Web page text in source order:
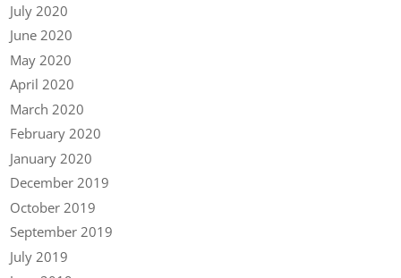
July 2020
June 2020
May 2020
April 2020
March 2020
February 2020
January 2020
December 2019
October 2019
September 2019
July 2019